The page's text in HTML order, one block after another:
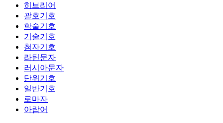
히브리어
괄호기호
학술기호
기술기호
첨자기호
라틴문자
러시아문자
단위기호
일반기호
로마자
아랍어